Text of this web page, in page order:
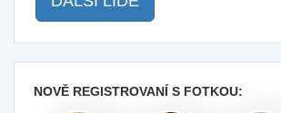
NOVĚ REGISTROVANÍ S FOTKOU: